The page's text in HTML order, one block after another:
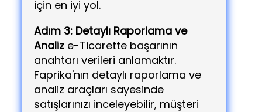
için en iyi yol.
Adım 3: Detaylı Raporlama ve
Analize-Ticarette başarının
anahtarı verileri anlamaktır.
Faprika'nın detaylı raporlama ve
analiz araçları sayesinde
satışlarınızı inceleyebilir, müşteri